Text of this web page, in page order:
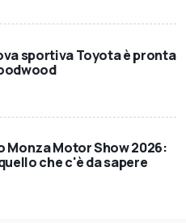
sportiva Toyota è pronta
Monza Motor Show 2026:
che c'è da sapere